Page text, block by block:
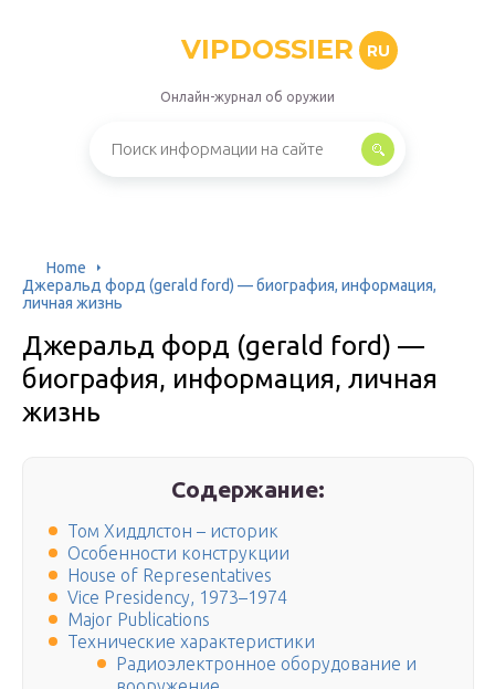
VIPDOSSIER RU
Онлайн-журнал об оружии
Home
Джеральд форд (gerald ford) — биография, информация,
личная жизнь
Джеральд форд (gerald ford) —
биография, информация, личная
жизнь
Содержание:
Том Хиддлстон – историк
Особенности конструкции
House of Representatives
Vice Presidency, 1973–1974
Major Publications
Технические характеристики
Радиоэлектронное оборудование и